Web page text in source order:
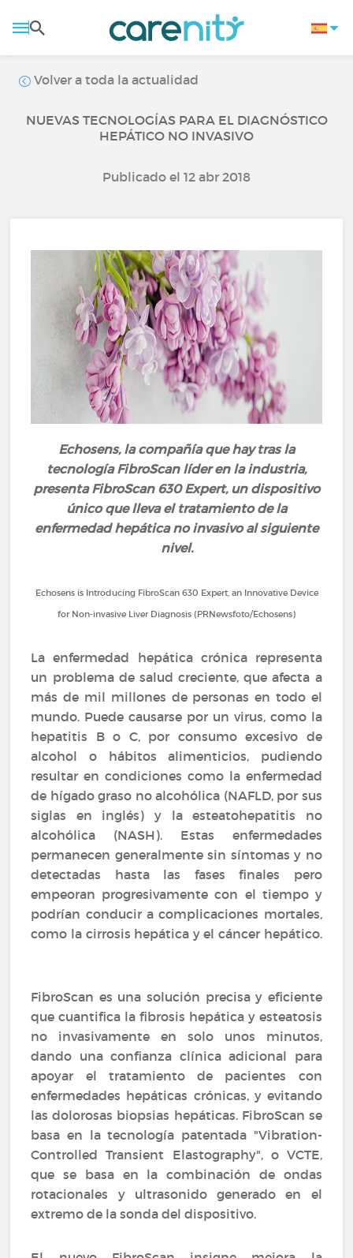
Volver a toda la actualidad
NUEVAS TECNOLOGÍAS PARA EL DIAGNÓSTICO
HEPÁTICO NO INVASIVO
Publicado el 12 abr 2018
Echosens, la compañía que hay tras la
tecnología FibroScan líder en la industria,
presenta FibroScan 630 Expert, un dispositivo
único que lleva el tratamiento de la
enfermedad hepática no invasivo al siguiente
nivel.
Echosens is Introducing FibroScan 630 Expert, an Innovative Device
for Non-invasive Liver Diagnosis (PRNewsfoto/Echosens)
La enfermedad hepática crónica representa
un problema de salud creciente, que afecta a
más de mil millones de personas en todo el
mundo. Puede causarse por un virus, como la
hepatitis B o C, por consumo excesivo de
alcohol o hábitos alimenticios, pudiendo
resultar en condiciones como la enfermedad
de hígado graso no alcohólica (NAFLD, por sus
siglas en inglés) y la esteatohepatitis no
alcohólica (NASH). Estas enfermedades
permanecen generalmente sin síntomas y no
detectadas hasta las fases finales pero
empeoran progresivamente con el tiempo y
podrían conducir a complicaciones mortales,
como la cirrosis hepática y el cáncer hepático.
FibroScan es una solución precisa y eficiente
que cuantifica la fibrosis hepática y esteatosis
no invasivamente en solo unos minutos,
dando una confianza clínica adicional para
apoyar el tratamiento de pacientes con
enfermedades hepáticas crónicas, y evitando
las dolorosas biopsias hepáticas. FibroScan se
basa en la tecnología patentada "Vibration-
Controlled Transient Elastography", o VCTE,
que se basa en la combinación de ondas
rotacionales y ultrasonido generado en el
extremo de la sonda del dispositivo.